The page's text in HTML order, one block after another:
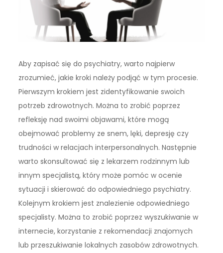
Aby zapisać się do psychiatry, warto najpierw
zrozumieć, jakie kroki należy podjąć w tym procesie.
Pierwszym krokiem jest zidentyfikowanie swoich
potrzeb zdrowotnych. Można to zrobić poprzez
refleksję nad swoimi objawami, które mogą
obejmować problemy ze snem, lęki, depresję czy
trudności w relacjach interpersonalnych. Następnie
warto skonsultować się z lekarzem rodzinnym lub
innym specjalistą, który może pomóc w ocenie
sytuacji i skierować do odpowiedniego psychiatry.
Kolejnym krokiem jest znalezienie odpowiedniego
specjalisty. Można to zrobić poprzez wyszukiwanie w
internecie, korzystanie z rekomendacji znajomych
lub przeszukiwanie lokalnych zasobów zdrowotnych.